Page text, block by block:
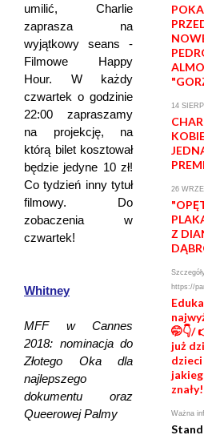
umilić, Charlie
zaprasza na
wyjątkowy seans -
Filmowe Happy
Hour. W każdy
czwartek o godzinie
22:00 zapraszamy
na projekcję, na
którą bilet kosztował
będzie jedyne 10 zł!
Co tydzień inny tytuł
filmowy. Do
zobaczenia w
czwartek!
Whitney
MFF w Cannes
2018: nominacja do
Złotego Oka dla
najlepszego
dokumentu oraz
Queerowej Palmy
14
26
Z
https://
🤭👇/
już
znały!
Ważna